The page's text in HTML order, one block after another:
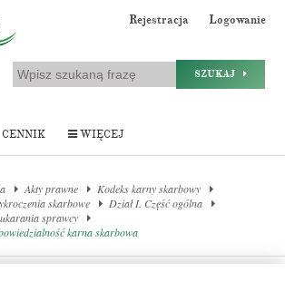
Rejestracja Logowanie
SZUKAJ
CENNIK WIĘCEJ
Akty prawne
Kodeks karny skarbowy
skarbowe
Dział I. Część ogólna
sprawcy
karna skarbowa